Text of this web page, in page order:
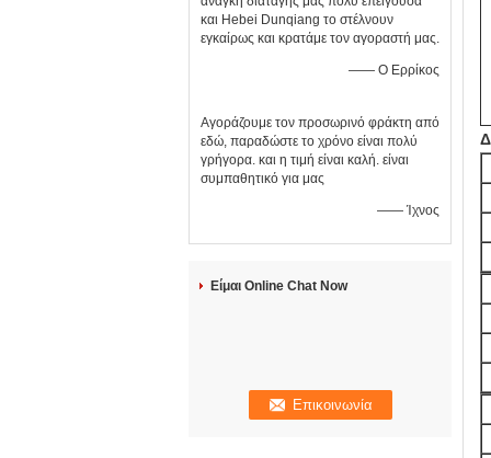
και Hebei Dunqiang το στέλνουν
εγκαίρως και κρατάμε τον αγοραστή μας.
—— Ο Ερρίκος
Αγοράζουμε τον προσωρινό φράκτη από
εδώ, παραδώστε το χρόνο είναι πολύ
γρήγορα. και η τιμή είναι καλή. είναι
συμπαθητικό για μας
—— Ίχνος
Είμαι Online Chat Now